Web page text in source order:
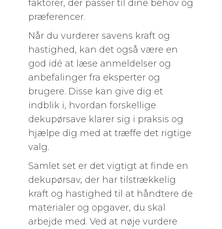
faktorer, der passer til dine behov og
præferencer.
Når du vurderer savens kraft og
hastighed, kan det også være en
god idé at læse anmeldelser og
anbefalinger fra eksperter og
brugere. Disse kan give dig et
indblik i, hvordan forskellige
dekupørsave klarer sig i praksis og
hjælpe dig med at træffe det rigtige
valg.
Samlet set er det vigtigt at finde en
dekupørsav, der har tilstrækkelig
kraft og hastighed til at håndtere de
materialer og opgaver, du skal
arbejde med. Ved at nøje vurdere